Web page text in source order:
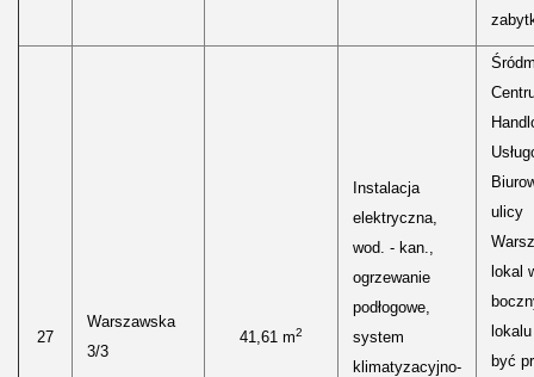
27
Warszawska
3/3
41,61 m2
Instalacja
elektryczna,
wod. - kan.,
ogrzewanie
podłogowe,
system
klimatyzacyjno-
ulicy
lokal
być